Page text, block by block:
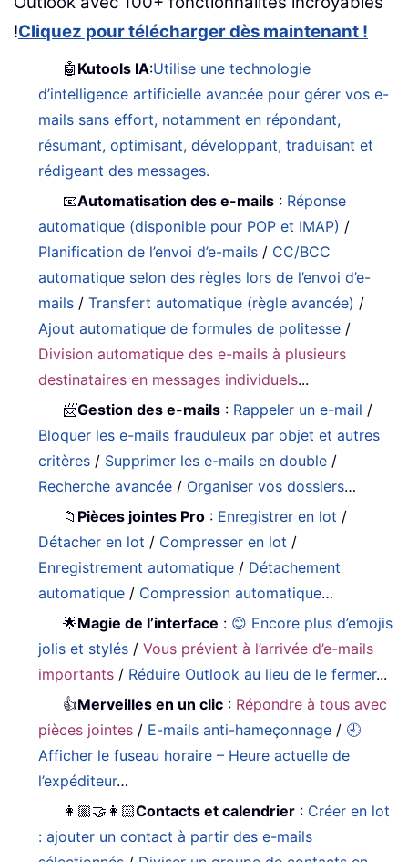
!Cliquez pour télécharger dès maintenant !
🤖 Kutools IA:Utilise une technologie
d’intelligence artificielle avancée pour gérer vos e-
mails sans effort, notamment en répondant,
résumant, optimisant, développant, traduisant et
rédigeant des messages.
📧Automatisation des e-mails : Réponse
automatique (disponible pour POP et IMAP) /
Planification de l’envoi d’e-mails / CC/BCC
automatique selon des règles lors de l’envoi d’e-
mails /Transfert automatique (règle avancée) /
Ajout automatique de formules de politesse /
Division automatique des e-mails à plusieurs
destinataires en messages individuels...
📨Gestion des e-mails : Rappeler un e-mail /
Bloquer les e-mails frauduleux par objet et autres
critères / Supprimer les e-mails en double /
Recherche avancée / Organiser vos dossiers…
📁 Pièces jointes Pro : Enregistrer en lot /
Détacher en lot / Compresser en lot /
Enregistrement automatique / Détachement
automatique / Compression automatique…
🌟Magie de l’interface : 😊 Encore plus d’emojis
jolis et stylés /Vous prévient à l’arrivée d’e-mails
importants / Réduire Outlook au lieu de le fermer...
👍Merveilles en un clic : Répondre à tous avec
pièces jointes / E-mails anti-hameçonnage / 🕘
Afficher le fuseau horaire – Heure actuelle de
l’expéditeur…
👩🏼‍🤝‍👩🏻Contacts et calendrier : Créer en lot
: ajouter un contact à partir des e-mails